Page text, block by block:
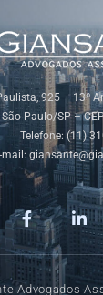
925 – 13º
São Paulo/SP –
Telefone: (11)
mail:
Advogados